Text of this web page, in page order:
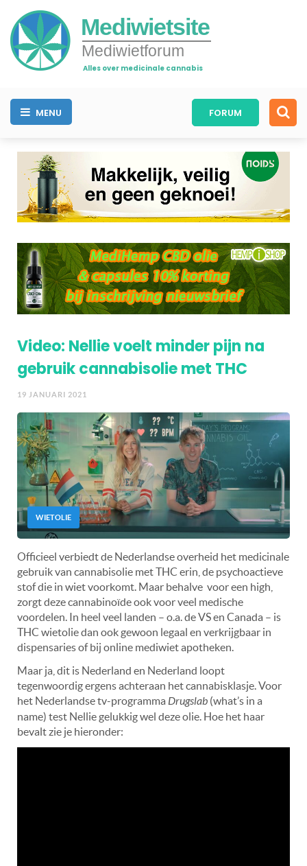
Mediwietsite
Mediwietforum
Alles over medicinale cannabis
MENU FORUM
Video: Nellie voelt minder pijn na
gebruik cannabisolie met THC
19 JANUARI 2021
WIETOLIE
Officieel verbiedt de Nederlandse overheid het medicinale
gebruik van cannabisolie met THC erin, de psychoactieve
stof die in wiet voorkomt. Maar behalve voor een high,
zorgt deze cannabinoïde ook voor veel medische
voordelen. In heel veel landen – o.a. de VS en Canada – is
THC wietolie dan ook gewoon legaal en verkrijgbaar in
dispensaries of bij online mediwiet apotheken.
Maar ja, dit is Nederland en Nederland loopt
tegenwoordig ergens achteraan het cannabisklasje. Voor
het Nederlandse tv-programma Drugslab (what’s in a
name) test Nellie gelukkig wel deze olie. Hoe het haar
bevalt zie je hieronder: